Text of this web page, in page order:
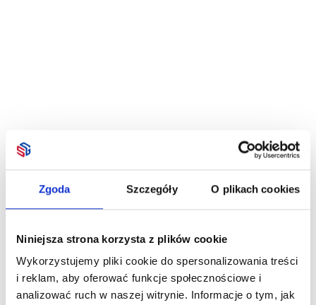
Zgoda Szczegóły O plikach cookies
Niniejsza strona korzysta z plików cookie
Wykorzystujemy pliki cookie do spersonalizowania treści
i reklam, aby oferować funkcje społecznościowe i
analizować ruch w naszej witrynie. Informacje o tym, jak